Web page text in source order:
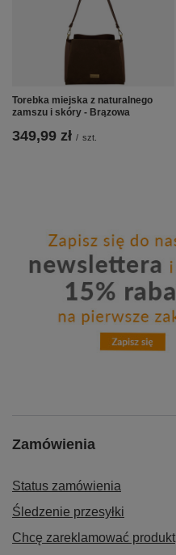
Torebka miejska z naturalnego
zamszu i skóry - Brązowa
349,99 zł / szt.
Zamówienia
Status zamówienia
Śledzenie przesyłki
Chcę zareklamować produkt